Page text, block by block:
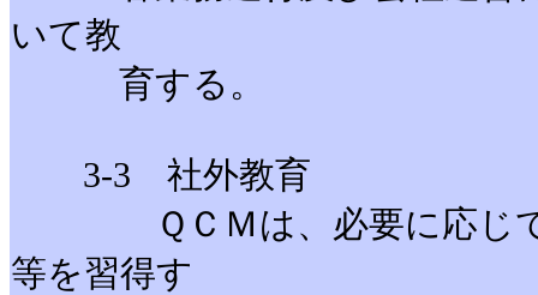
いて教
育する。
3-3 社外教育
ＱＣＭは、必要に応じて
等を習得す